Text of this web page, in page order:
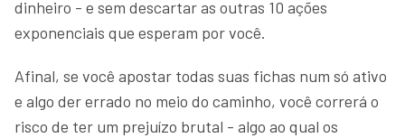
dinheiro - e sem descartar as outras 10 ações
exponenciais que esperam por você.
Afinal, se você apostar todas suas fichas num só ativo
e algo der errado no meio do caminho, você correrá o
risco de ter um prejuízo brutal - algo ao qual os